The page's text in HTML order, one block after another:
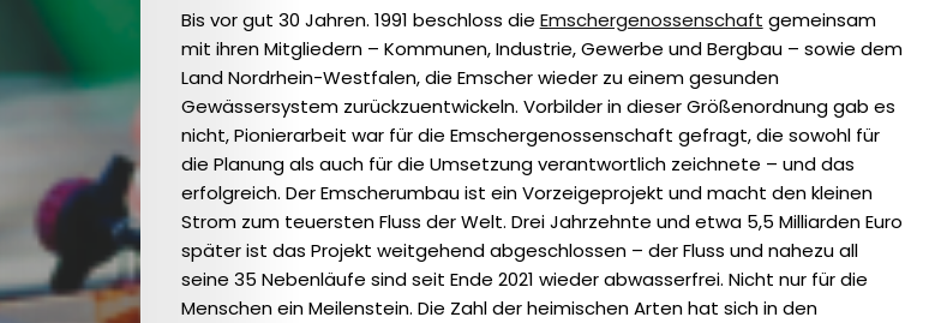
Bis vor gut 30 Jahren. 1991 beschloss die Emschergenossenschaft gemeinsam
mit ihren Mitgliedern – Kommunen, Industrie, Gewerbe und Bergbau – sowie dem
Land Nordrhein-Westfalen, die Emscher wieder zu einem gesunden
Gewässersystem zurückzuentwickeln. Vorbilder in dieser Größenordnung gab es
nicht, Pionierarbeit war für die Emschergenossenschaft gefragt, die sowohl für
die Planung als auch für die Umsetzung verantwortlich zeichnete – und das
erfolgreich. Der Emscherumbau ist ein Vorzeigeprojekt und macht den kleinen
Strom zum teuersten Fluss der Welt. Drei Jahrzehnte und etwa 5,5 Milliarden Euro
später ist das Projekt weitgehend abgeschlossen – der Fluss und nahezu all
seine 35 Nebenläufe sind seit Ende 2021 wieder abwasserfrei. Nicht nur für die
Menschen ein Meilenstein. Die Zahl der heimischen Arten hat sich in den